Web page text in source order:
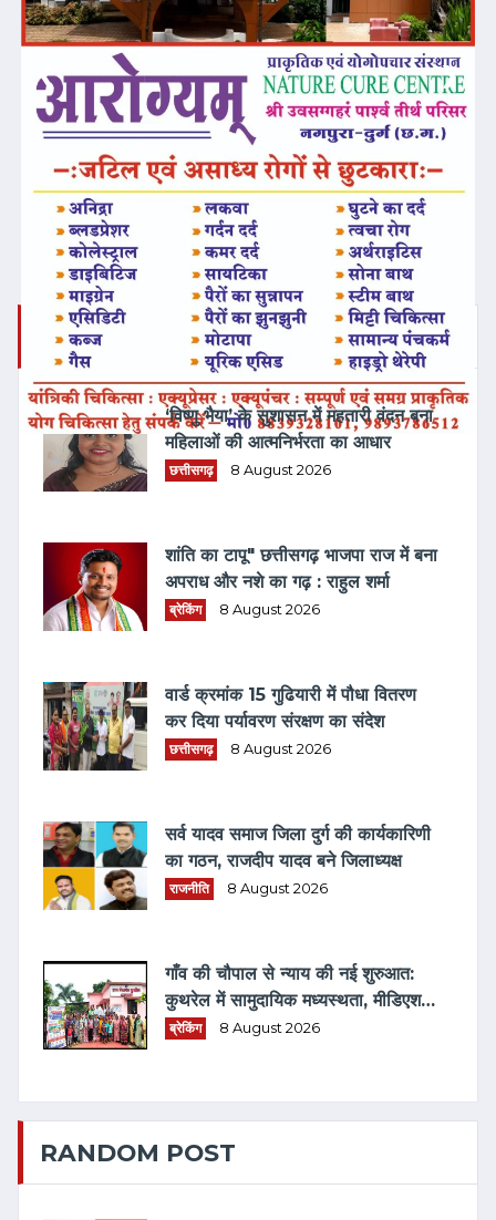
❮ ❯
ताज़ा समाचार
‘विष्णु भैया’ के सुशासन में महतारी वंदन बना
महिलाओं की आत्मनिर्भरता का आधार
छत्तीसगढ़ 8 August 2026
शांति का टापू" छत्तीसगढ़ भाजपा राज में बना
अपराध और नशे का गढ़ : राहुल शर्मा
ब्रेकिंग 8 August 2026
वार्ड क्रमांक 15 गुढियारी में पौधा वितरण
कर दिया पर्यावरण संरक्षण का संदेश
छत्तीसगढ़ 8 August 2026
सर्व यादव समाज जिला दुर्ग की कार्यकारिणी
का गठन, राजदीप यादव बने जिलाध्यक्ष
राजनीति 8 August 2026
गाँव की चौपाल से न्याय की नई शुरुआत:
कुथरेल में सामुदायिक मध्यस्थता, मीडिएशन
3.0 एवं विधिक जागरूकता का संगम
ब्रेकिंग 8 August 2026
RANDOM POST